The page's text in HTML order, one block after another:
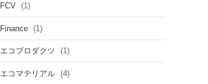
FCV (1)
Finance (1)
エコプロダクツ (1)
エコマテリアル (4)